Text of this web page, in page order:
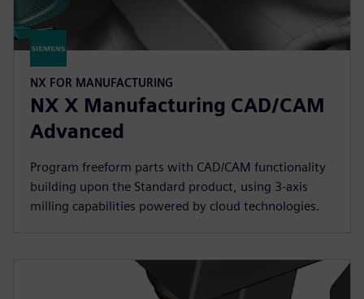
NX FOR MANUFACTURING
NX X Manufacturing CAD/CAM
Advanced
Program freeform parts with CAD/CAM functionality
building upon the Standard product, using 3-axis
milling capabilities powered by cloud technologies.